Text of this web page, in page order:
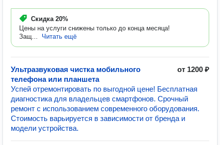
Скидка 20%
Цены на услуги снижены только до конца месяца!
Защ...
Читать ещё
Ультразвуковая чистка мобильного
телефона или планшета
от 1200 ₽
Успей отремонтировать по выгодной цене! Бесплатная
диагностика для владельцев смартфонов. Срочный
ремонт с использованием современного оборудования.
Стоимость варьируется в зависимости от бренда и
модели устройства.